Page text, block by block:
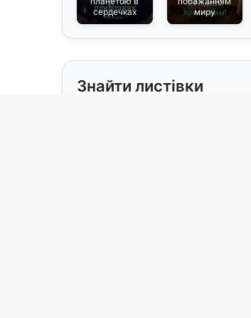
сердечках
миру
Знайти листівки